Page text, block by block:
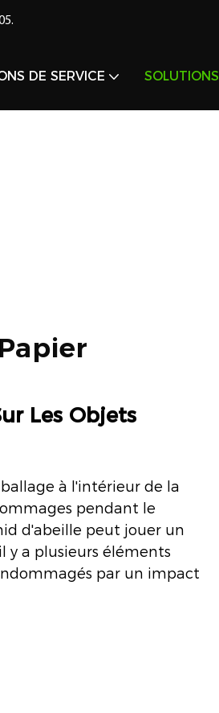
DE SERVICE SOLUTIONS
Les Objets
à l'intérieur de la
pendant le
d'abeille peut jouer un
y a plusieurs éléments
par un impact